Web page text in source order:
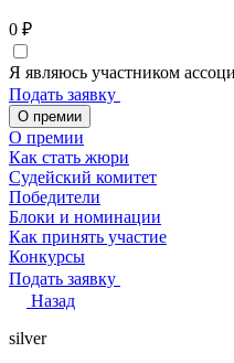
0 ₽
Я являюсь участником
Подать заявку
О премии
О премии
Как стать жюри
Судейский комитет
Победители
Блоки и номинации
Как принять участие
Конкурсы
Подать заявку
Назад
silver